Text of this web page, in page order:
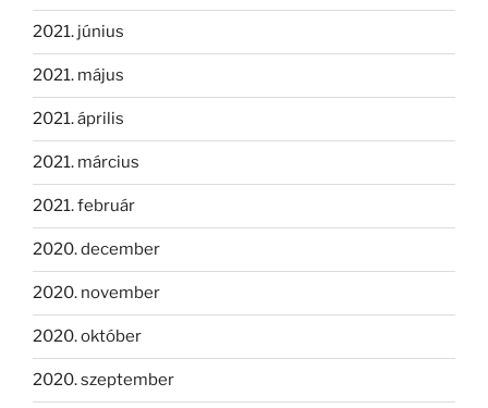
2021. június
2021. május
2021. április
2021. március
2021. február
2020. december
2020. november
2020. október
2020. szeptember